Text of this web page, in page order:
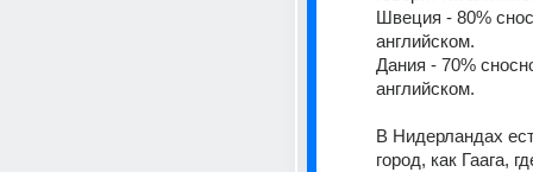
Швеция - 80%
английском.
Дания - 70%
английском.
В Нидерландах
город, как Гаага,